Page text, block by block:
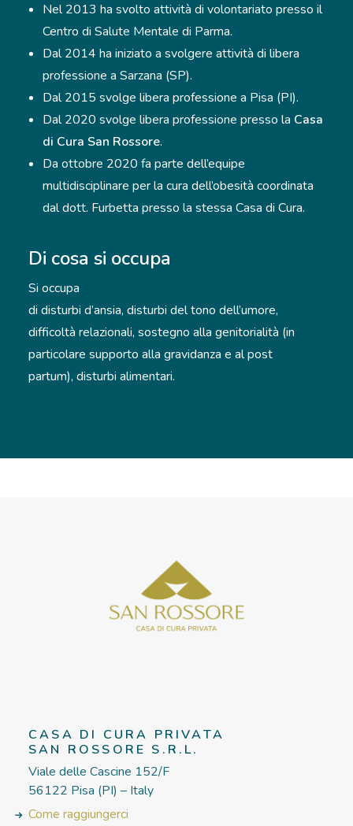
Nel 2013 ha svolto attività di volontariato presso il
Centro di Salute Mentale di Parma.
Dal 2014 ha iniziato a svolgere attività di libera
professione a Sarzana (SP).
Dal 2015 svolge libera professione a Pisa (PI).
Dal 2020 svolge libera professione presso la Casa
di Cura San Rossore.
Da ottobre 2020 fa parte dell’equipe
multidisciplinare per la cura dell’obesità coordinata
dal dott. Furbetta presso la stessa Casa di Cura.
Di cosa si occupa
Si occupa
di disturbi d’ansia, disturbi del tono dell’umore,
difficoltà relazionali, sostegno alla genitorialità (in
particolare supporto alla gravidanza e al post
partum), disturbi alimentari.
CASA DI CURA PRIVATA
SAN ROSSORE S.R.L.
Viale delle Cascine 152/F
56122 Pisa (PI) – Italy
Come raggiungerci